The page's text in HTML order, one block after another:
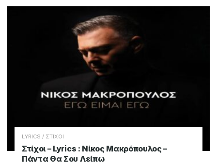
LYRICS / ΣΤΙΧΟΙ
Στίχοι – Lyrics : Νίκος Μακρόπουλος –
Πάντα Θα Σου Λείπω